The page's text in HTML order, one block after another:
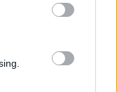
az örökölt árnyak